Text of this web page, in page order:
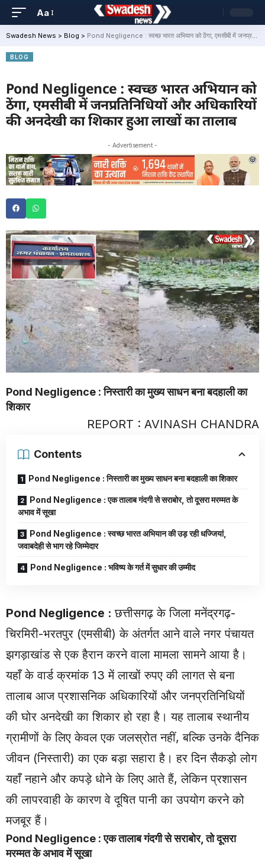
Aa
Swadesh News > Blog > Pond Negligence : स्वच्छ भारत अभियान को ठेंगा, एमसीबी में जनप्रतिनिधियों और अधिकारियों की अनदेखी का शिकार हुआ लाखों का तालाब
BLOG
Pond Negligence : स्वच्छ भारत अभियान को
ठेंगा, एमसीबी में जनप्रतिनिधियों और अधिकारियों
की अनदेखी का शिकार हुआ लाखों का तालाब
- Advertisement -
Pond Negligence : निस्तारी का मुख्य साधन बना बदहाली का
शिकार
REPORT : AVINASH CHANDRA
Contents
Pond Negligence : निस्तारी का मुख्य साधन बना बदहाली का शिकार
Pond Negligence : एक तालाब गंदगी से सराबोर, तो दूसरा मरम्मत के
अभाव में सूखा
Pond Negligence : स्वच्छ भारत अभियान की उड़ रही धज्जियां,
जवाबदेही से भाग रहे जिम्मेदार
Pond Negligence : भविष्य के गर्त में सुधार की उम्मीद
Pond Negligence :छत्तीसगढ़ के जिला मनेंद्रगढ़-
चिरमिरी-भरतपुर (एमसीबी) के अंतर्गत आने वाले नगर पंचायत
झगड़ाखांड से एक हैरान करने वाला मामला सामने आया है।
यहाँ के वार्ड क्रमांक 13 में लाखों रुपए की लागत से बना
तालाब आज प्रशासनिक अधिकारियों और जनप्रतिनिधियों
की घोर अनदेखी का शिकार हो रहा है। यह तालाब स्थानीय
ग्रामीणों के लिए केवल एक जलस्रोत नहीं, बल्कि उनके दैनिक
जीवन (निस्तारी) का एक बड़ा सहारा है। हर दिन सैकड़ो लोग
यहाँ नहाने और कपड़े धोने के लिए आते हैं, लेकिन प्रशासन
की लापरवाही के कारण वे दूषित पानी का उपयोग करने को
मजबूर हैं।
Pond Negligence : एक तालाब गंदगी से सराबोर, तो दूसरा
मरम्मत के अभाव में सूखा